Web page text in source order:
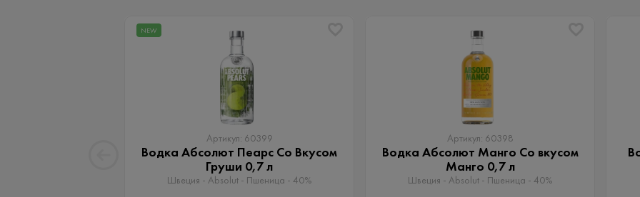
NEW
Артикул: 60399
Водка Абсолют Пеарс Со Вкусом
Груши 0,7 л
Швеция - Absolut - Пшеница - 40%
Артикул: 60398
Водка Абсолют Манго Со вкусом
Манго 0,7 л
Швеция - Absolut - Пшеница - 40%